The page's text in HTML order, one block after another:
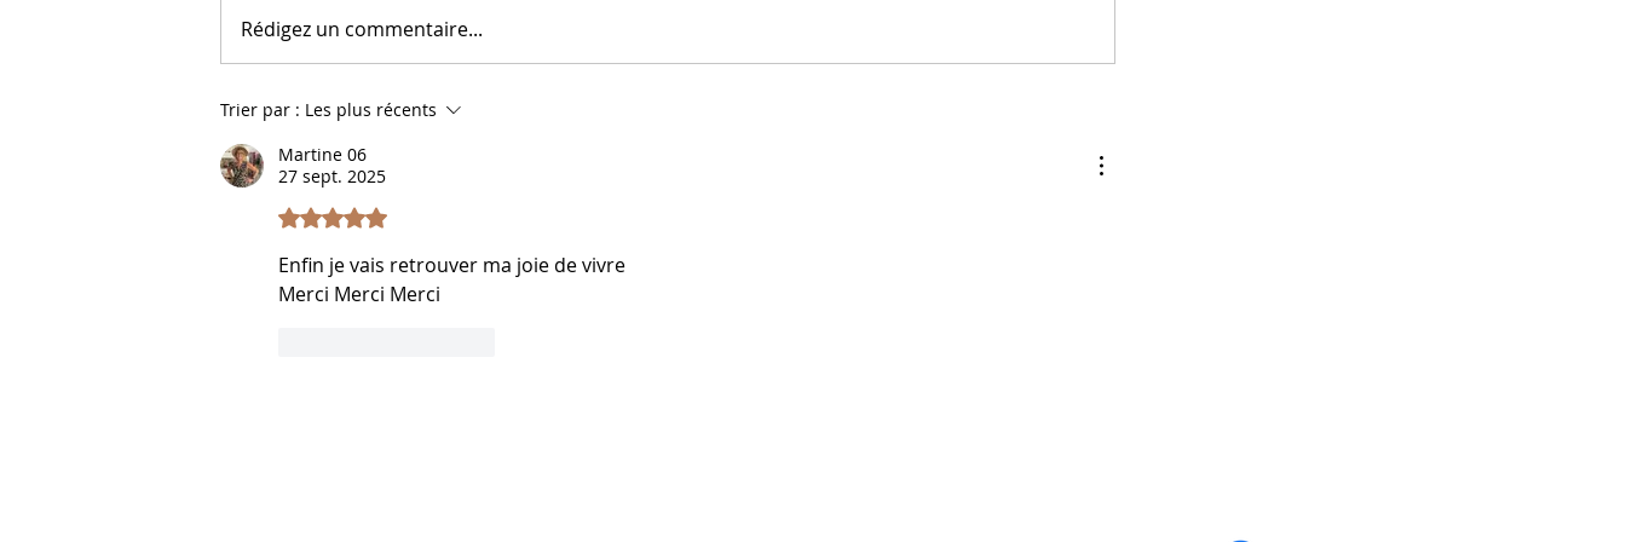
une décision ferme de vivre
Rédigez un commentaire...
Trier par : Les plus récents
Martine 06
27 sept. 2025
Noté 5 étoiles sur 5.
Enfin je vais retrouver ma joie de vivre
Merci Merci Merci